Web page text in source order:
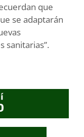
que
se adaptarán
sanitarias”.